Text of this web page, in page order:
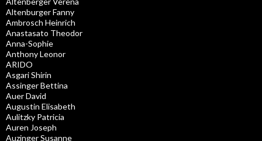
Altenburger Fanny
Ambrosch Heinrich
Anastasato Theodor
Anna-Sophie
Anthony Leonor
ARIDO
Asgari Shirin
Assinger Bettina
Auer David
Augustin Elisabeth
Aulitzky Patricia
Auren Joseph
Auzinger Susanne